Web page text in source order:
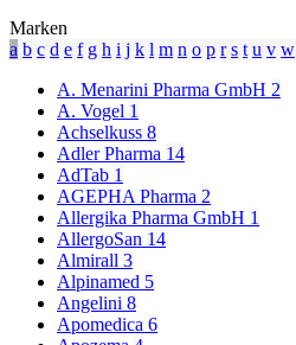
Marken
a b c d e f g h i j k l m n o p r s t u v w
A. Menarini Pharma GmbH 2
A. Vogel 1
Achselkuss 8
Adler Pharma 14
AdTab 1
AGEPHA Pharma 2
Allergika Pharma GmbH 1
AllergoSan 14
Almirall 3
Alpinamed 5
Angelini 8
Apomedica 6